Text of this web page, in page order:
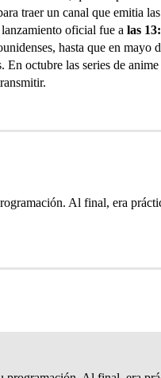
traer un canal que emitia
oficial fue a las
hasta que en mayo
octubre las series de
Al final, era